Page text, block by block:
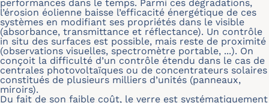
performances dans le temps. Parmi ces dégradations,
l’érosion éolienne baisse l’efficacité énergétique de ces
systèmes en modifiant ses propriétés dans le visible
(absorbance, transmittance et réflectance). Un contrôle
in situ des surfaces est possible, mais reste de proximité
(observations visuelles, spectromètre portable, ...). On
conçoit la difficulté d’un contrôle étendu dans le cas de
centrales photovoltaïques ou de concentrateurs solaires
constitués de plusieurs milliers d’unités (panneaux,
miroirs).
Du fait de son faible coût, le verre est systématiquement